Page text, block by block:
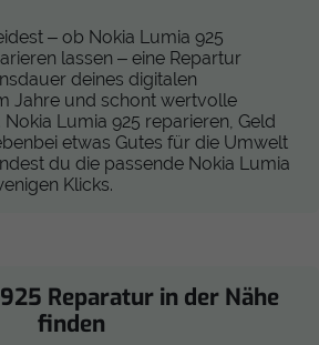
– ob Nokia Lumia 925
lassen – eine Repartur
deines digitalen
Jahre und schont wertvolle
Lumia 925 reparieren, Geld
etwas Gutes für die Umwelt
du die passende Nokia Lumia
Klicks.
Reparatur in der Nähe
finden